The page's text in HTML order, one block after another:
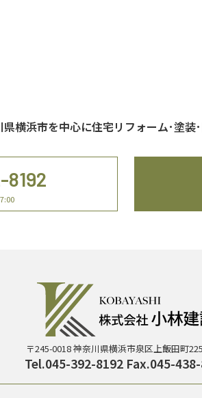
横浜市を中心に住宅リフォーム･塗装
〒245-0018 神奈川県横浜市泉区上飯田町
Tel.045-392-8192 Fax.045-